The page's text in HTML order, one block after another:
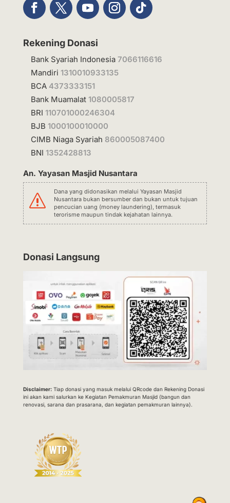
Rekening Donasi
Bank Syariah Indonesia 7066116616
Mandiri 1310010933135
BCA 4373333151
Bank Muamalat 1080005817
BRI 110701000246304
BJB 1000100010000
CIMB Niaga Syariah 860005087400
BNI 1352428813
An. Yayasan Masjid Nusantara
s
Dana yang didonasikan melalui Yayasan Masjid
Nusantara bukan bersumber dan bukan untuk tujuan
pencucian uang (money laundering), termasuk
terorisme maupun tindak kejahatan lainnya.
Donasi Langsung
Disclaimer:Tiap donasi yang masuk melalui QRcode dan Rekening Donasi
ini akan kami salurkan ke Kegiatan Pemakmuran Masjid (bangun dan
renovasi, sarana dan prasarana, dan kegiatan pemakmuran lainnya).